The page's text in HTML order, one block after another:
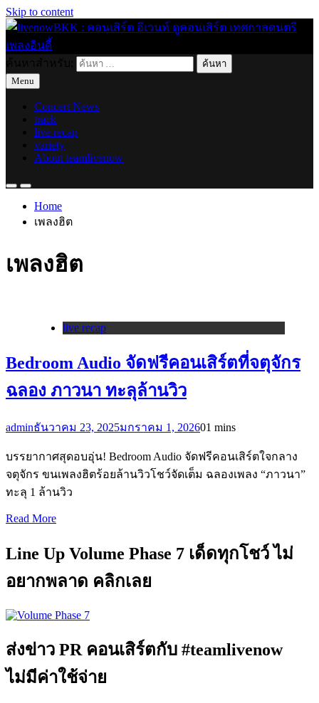
Skip to content
livenowBKK : คอนเสิร์ต อีเวนท์ ดูคอนเสิร์ต เทศกาลดนตรี เพลง
อินดี้
live for today
Menu
Concert News
track
live recap
variety
About teamlivenow
Home
เพลงฮิต
เพลงฮิต
live recap
Bedroom Audio จัดฟรีคอนเสิร์ตที่จตุจักร
ฉลอง ภาวนา ทะลุล้านวิว
adminธันวาคม 23, 2025มกราคม 1, 202601 mins
บรรยากาศสุดอบอุ่น! Bedroom Audio จัดฟรีคอนเสิร์ตใจกลาง
จตุจักร ขนเพลงฮิตร้อยล้านวิวโชว์จัดเต็ม ฉลองเพลง “ภาวนา”
ทะลุ 1 ล้านวิว
Read More
Line Up Volume Phase 7 เด็ดทุกโชว์ ไม่
อยากพลาด คลิกเลย
ส่งข่าว PR คอนเสิร์ตกับ #teamlivenow
ไม่มีค่าใช้จ่าย